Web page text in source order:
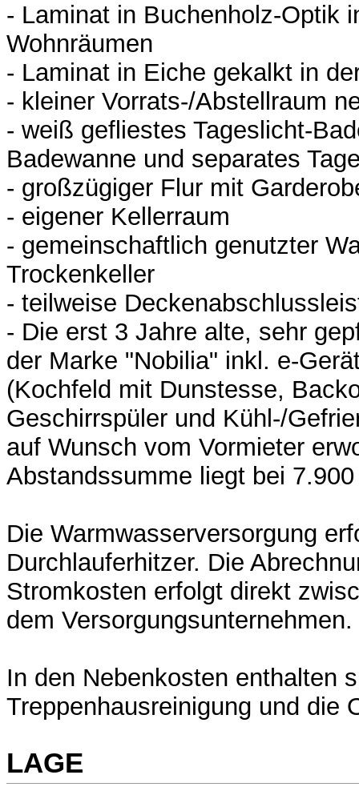
- Laminat in Buchenholz-Optik
Wohnräumen
- Laminat in Eiche gekalkt in
- kleiner Vorrats-/Abstellraum
- weiß gefliestes Tageslicht-
Badewanne und separates
- großzügiger Flur mit
- eigener Kellerraum
- gemeinschaftlich genutzter
Trockenkeller
- teilweise
- Die erst 3 Jahre alte, sehr
der Marke "Nobilia" inkl. e-
(Kochfeld mit Dunstesse,
Geschirrspüler und Kühl-/
auf Wunsch vom Vormieter
Abstandssumme liegt bei
Die Warmwasserversorgung
Durchlauferhitzer. Die
Stromkosten erfolgt direkt
dem Versorgungsunternehmen.
In den Nebenkosten enthalten
Treppenhausreinigung und die
LAGE